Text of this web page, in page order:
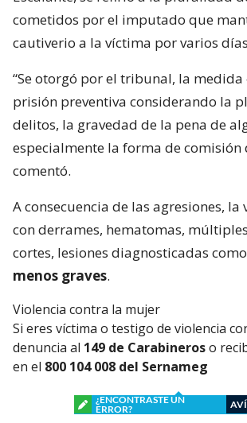
cometidos por el imputado que
cautiverio a la víctima por varios
“Se otorgó por el tribunal, la
prisión preventiva considerando la
delitos, la gravedad de la pena de
especialmente la forma de comisión
comentó.
A consecuencia de las agresiones,
con derrames, hematomas,
cortes, lesiones diagnosticadas
menos graves.
Violencia contra la mujer
Si eres víctima o testigo de violencia
denuncia al 149 de Carabineroso
en el 800 104 008 del Sernameg
¿ENCONTRASTE UN
ERROR?